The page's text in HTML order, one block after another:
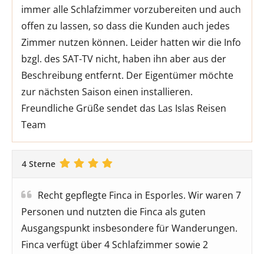
immer alle Schlafzimmer vorzubereiten und auch
offen zu lassen, so dass die Kunden auch jedes
Zimmer nutzen können. Leider hatten wir die Info
bzgl. des SAT-TV nicht, haben ihn aber aus der
Beschreibung entfernt. Der Eigentümer möchte
zur nächsten Saison einen installieren.
Freundliche Grüße sendet das Las Islas Reisen
Team
4 Sterne
Recht gepflegte Finca in Esporles. Wir waren 7
Personen und nutzten die Finca als guten
Ausgangspunkt insbesondere für Wanderungen.
Finca verfügt über 4 Schlafzimmer sowie 2